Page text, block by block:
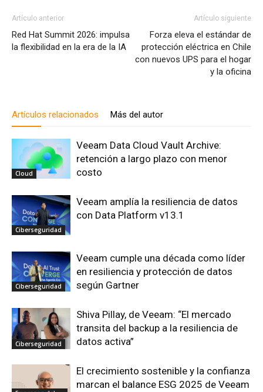
Artículo anterior
Red Hat Summit 2026: impulsa
la flexibilidad en la era de la IA
Artículo siguiente
Forza eleva el estándar de
protección eléctrica en Chile
con nuevos UPS para el hogar
y la oficina
Artículos relacionados Más del autor
Cloud
Veeam Data Cloud Vault Archive:
retención a largo plazo con menor
costo
Ciberseguridad
Veeam amplía la resiliencia de datos
con Data Platform v13.1
Ciberseguridad
Veeam cumple una década como líder
en resiliencia y protección de datos
según Gartner
Ciberseguridad
Shiva Pillay, de Veeam: “El mercado
transita del backup a la resiliencia de
datos activa”
El crecimiento sostenible y la confianza
marcan el balance ESG 2025 de Veeam